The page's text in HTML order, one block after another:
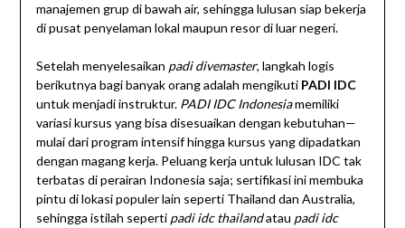
manajemen grup di bawah air, sehingga lulusan siap bekerja
di pusat penyelaman lokal maupun resor di luar negeri.
Setelah menyelesaikan padi divemaster, langkah logis
berikutnya bagi banyak orang adalah mengikuti PADI IDC
untuk menjadi instruktur. PADI IDC Indonesiamemiliki
variasi kursus yang bisa disesuaikan dengan kebutuhan—
mulai dari program intensif hingga kursus yang dipadatkan
dengan magang kerja. Peluang kerja untuk lulusan IDC tak
terbatas di perairan Indonesia saja; sertifikasi ini membuka
pintu di lokasi populer lain seperti Thailand dan Australia,
sehingga istilah seperti padi idc thailandatau padi idc